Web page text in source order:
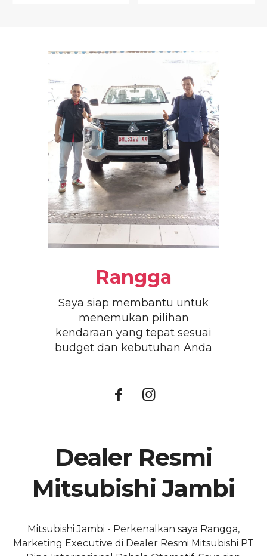
Rangga
Saya siap membantu untuk
menemukan pilihan
kendaraan yang tepat sesuai
budget dan kebutuhan Anda
Dealer Resmi
Mitsubishi Jambi
Mitsubishi Jambi - Perkenalkan saya Rangga,
Marketing Executive di Dealer Resmi Mitsubishi PT